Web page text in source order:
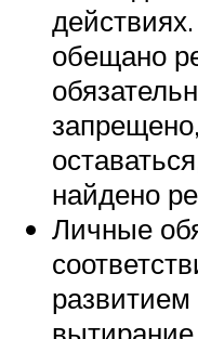
обещано
найдено
Личные